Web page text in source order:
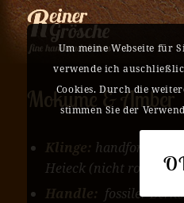
Mokume & Amber
Klinge: handforged
Heieck (nicht rostfrei)
Handle: fossiler
Um meine Webseite für
verwende ich
Cookies. Durch die
stimmen Sie der